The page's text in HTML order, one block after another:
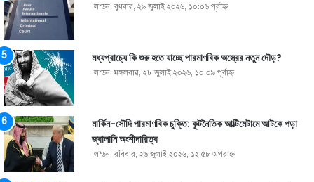
লন্ডন: বুধবার, ২৯ জুলাই ২০২৬, ১০:০৬ পূর্বাহ্ণ
মধ্যপ্রাচ্যে কি শুরু হতে যাচ্ছে পারমাণবিক অস্ত্রের নতুন দৌড়?
লন্ডন: মঙ্গলবার, ২৮ জুলাই ২০২৬, ১০:০৯ পূর্বাহ্ণ
মার্কিন-সৌদি পারমাণবিক চুক্তি: কূটনৈতিক আল্টিমেটামে আটকে পড়া
জ্বালানি অংশীদারিত্ব
লন্ডন: রবিবার, ২৬ জুলাই ২০২৬, ১২:৫৮ অপরাহ্ণ